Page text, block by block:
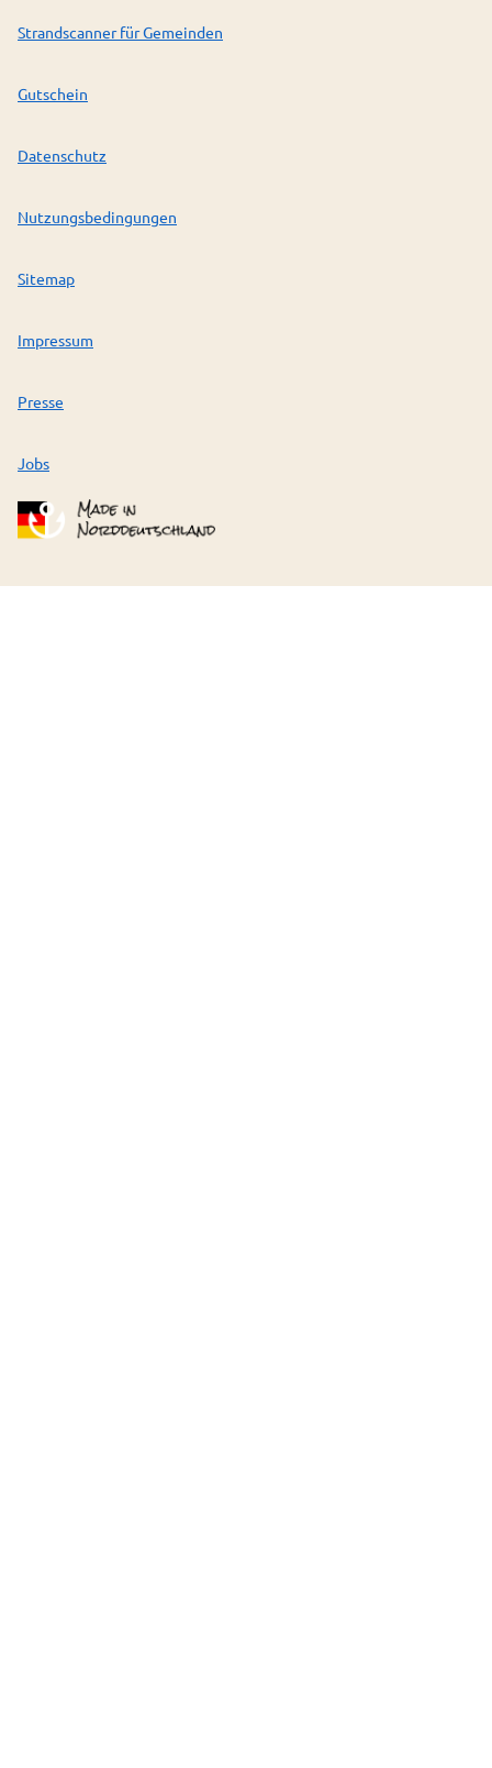
Strandscanner für Gemeinden
Gutschein
Datenschutz
Nutzungsbedingungen
Sitemap
Impressum
Presse
Jobs